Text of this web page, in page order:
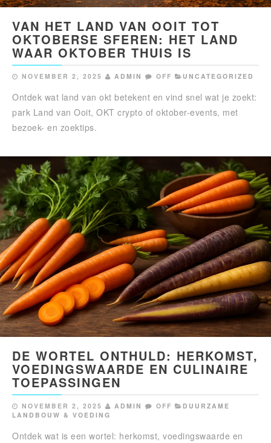
VAN HET LAND VAN OOIT TOT
OKTOBERSE SFEREN: HET LAND
WAAR OKTOBER THUIS IS
NOVEMBER 2, 2025 ADMIN OFF UNCATEGORIZED
Ontdek wat land van okt betekent en vind snel wat je zoekt:
park Land van Ooit, OKT crypto of oktober-events, met
bezoek- en zoektips.
DE WORTEL ONTHULD: HERKOMST,
VOEDINGSWAARDE EN CULINAIRE
TOEPASSINGEN
NOVEMBER 2, 2025 ADMIN OFF
DUURZAME
LANDBOUW & VOEDING
Ontdek wat is een wortel: herkomst, voedingswaarde en